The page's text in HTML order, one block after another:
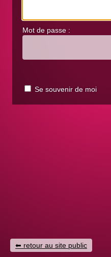
Mot de passe :
Se souvenir de moi
retour au site public